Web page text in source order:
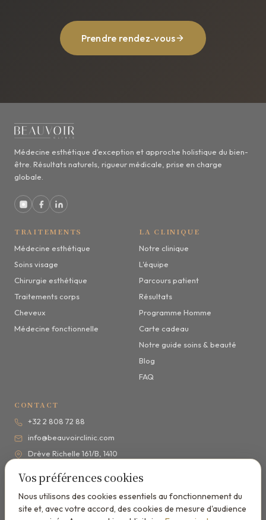
Prendre rendez-vous
Médecine esthétique d'exception et approche holistique du bien-
être. Résultats naturels, rigueur médicale, prise en charge
globale.
TRAITEMENTS
Médecine esthétique
Soins visage
Chirurgie esthétique
Traitements corps
Cheveux
Médecine fonctionnelle
LA CLINIQUE
Notre clinique
L'équipe
Parcours patient
Résultats
Programme Homme
Carte cadeau
Notre guide soins & beauté
Blog
FAQ
CONTACT
+32 2 808 72 88
info@beauvoirclinic.com
Drève Richelle 161/B, 1410
Lun–Ven 9h–18h
(secrétariat 17h)· Sam sur RDV
5,0/5sur Google · 26 avis
Vos préférences cookies
Nous utilisons des cookies essentiels au fonctionnement du
site et, avec votre accord, des cookies de mesure d'audience